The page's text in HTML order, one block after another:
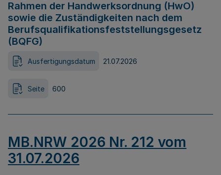
Rahmen der Handwerksordnung (HwO)
sowie die Zuständigkeiten nach dem
Berufsqualifikationsfeststellungsgesetz
(BQFG)
Ausfertigungsdatum 21.07.2026
Seite 600
MB.NRW 2026 Nr. 212 vom
31.07.2026